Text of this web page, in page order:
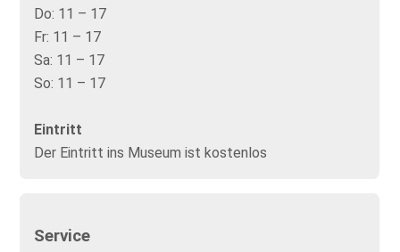
Do: 11 – 17
Fr: 11 – 17
Sa: 11 – 17
So: 11 – 17
Eintritt
Der Eintritt ins Museum ist kostenlos
Service